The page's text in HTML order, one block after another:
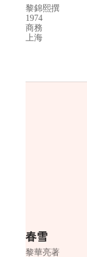
黎錦熙撰
1974
商務
上海
春雪
黎華亮著